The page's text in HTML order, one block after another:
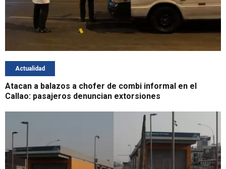
Actualidad
Atacan a balazos a chofer de combi informal en el
Callao: pasajeros denuncian extorsiones